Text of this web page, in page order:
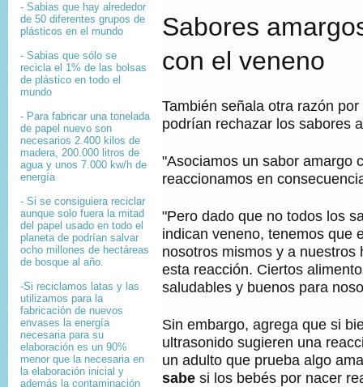
- Sabias que hay alrededor
de 50 diferentes grupos de
plásticos en el mundo
- Sabias que sólo se
recicla el 1% de las bolsas
de plástico en todo el
mundo
- Para fabricar una tonelada
de papel nuevo son
necesarios 2.400 kilos de
madera, 200.000 litros de
agua y unos 7.000 kw/h de
energía
- Si se consiguiera reciclar
aunque solo fuera la mitad
del papel usado en todo el
planeta de podrían salvar
ocho millones de hectáreas
de bosque al año.
-Si reciclamos latas y las
utilizamos para la
fabricación de nuevos
envases la energía
necesaria para su
elaboración es un 90%
menor que la necesaria en
la elaboración inicial y
además la contaminación
Sabores
con el veneno
También señala otra razón
podrían rechazar los sabores
"Asociamos un sabor amargo
reaccionamos en
"Pero dado que no todos los
indican veneno, tenemos que
nosotros mismos y a nuestros
esta reacción. Ciertos
saludables y buenos para
Sin embargo, agrega que si
ultrasonido sugieren una
un adulto que prueba algo
sabe si los bebés por nacer